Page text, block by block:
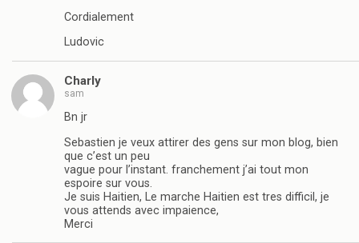
Cordialement
Ludovic
Charly
sam
Bn jr
Sebastien je veux attirer des gens sur mon blog, bien
que c’est un peu
vague pour l’instant. franchement j’ai tout mon
espoire sur vous.
Je suis Haitien, Le marche Haitien est tres difficil, je
vous attends avec impaience,
Merci